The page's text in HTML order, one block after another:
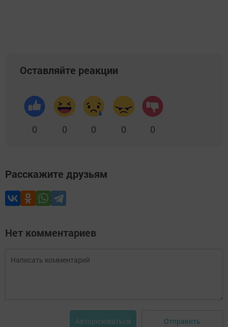
Оставляйте реакции
0 0 0 0 0
Расскажите друзьям
Нет комментариев
Авторизоваться Отправить